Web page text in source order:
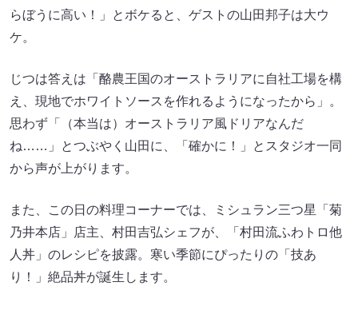
らぼうに高い！」とボケると、ゲストの山田邦子は大ウ
ケ。
じつは答えは「酪農王国のオーストラリアに自社工場を構
え、現地でホワイトソースを作れるようになったから」。
思わず「（本当は）オーストラリア風ドリアなんだ
ね……」とつぶやく山田に、「確かに！」とスタジオ一同
から声が上がります。
また、この日の料理コーナーでは、ミシュラン三つ星「菊
乃井本店」店主、村田吉弘シェフが、「村田流ふわトロ他
人丼」のレシピを披露。寒い季節にぴったりの「技あ
り！」絶品丼が誕生します。